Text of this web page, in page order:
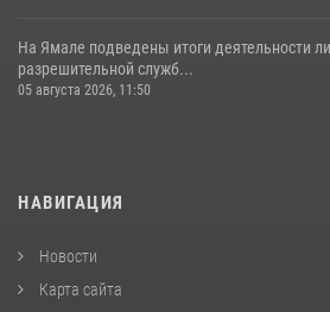
На Ямале подведены итоги деятельности
разрешительной служб...
05 августа 2026, 11:50
НАВИГАЦИЯ
Новости
Карта сайта